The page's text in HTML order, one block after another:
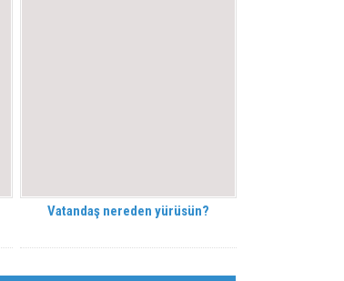
Vatandaş nereden yürüsün?